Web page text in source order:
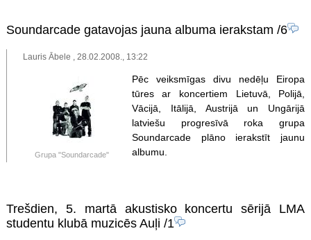
Soundarcade gatavojas jauna albuma ierakstam /6
Lauris Ābele , 28.02.2008., 13:22
Grupa "Soundarcade"
Pēc veiksmīgas divu nedēļu Eiropa
tūres ar koncertiem Lietuvā, Polijā,
Vācijā, Itālijā, Austrijā un Ungārijā
latviešu progresīvā roka grupa
Soundarcade plāno ierakstīt jaunu
albumu.
Trešdien, 5. martā akustisko koncertu sērijā LMA
studentu klubā muzicēs Auļi /1